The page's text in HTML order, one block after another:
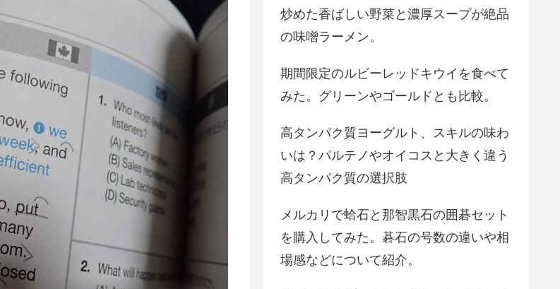
炒めた香ばしい野菜と濃厚スープが絶品
の味噌ラーメン。
期間限定のルビーレッドキウイを食べて
みた。グリーンやゴールドとも比較。
高タンパク質ヨーグルト、スキルの味わ
いは？パルテノやオイコスと大きく違う
高タンパク質の選択肢
メルカリで蛤石と那智黒石の囲碁セット
を購入してみた。碁石の号数の違いや相
場感などについて紹介。